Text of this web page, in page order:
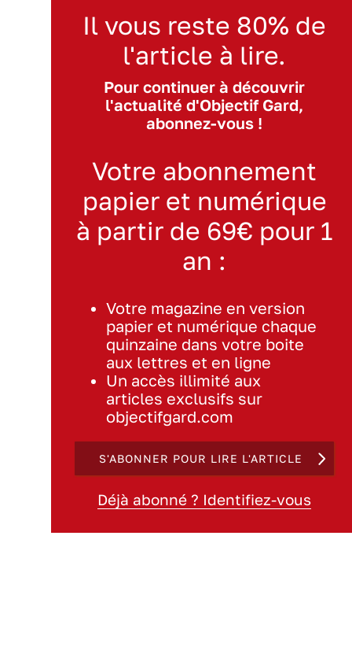
Il vous reste 80% de
l'article à lire.
Pour continuer à découvrir
l'actualité d'Objectif Gard,
abonnez-vous !
Votre abonnement
papier et numérique
à partir de 69€ pour 1
an :
Votre magazine en version
papier et numérique chaque
quinzaine dans votre boite
aux lettres et en ligne
Un accès illimité aux
articles exclusifs sur
objectifgard.com
S'ABONNER POUR LIRE L'ARTICLE
Déjà abonné ? Identifiez-vous